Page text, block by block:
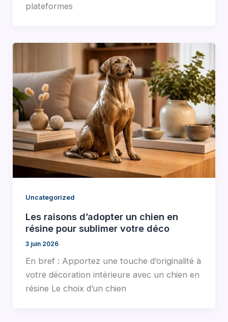
plateformes
Uncategorized
Les raisons d’adopter un chien en
résine pour sublimer votre déco
3 juin 2026
En bref : Apportez une touche d’originalité à
votre décoration intérieure avec un chien en
résine Le choix d’un chien